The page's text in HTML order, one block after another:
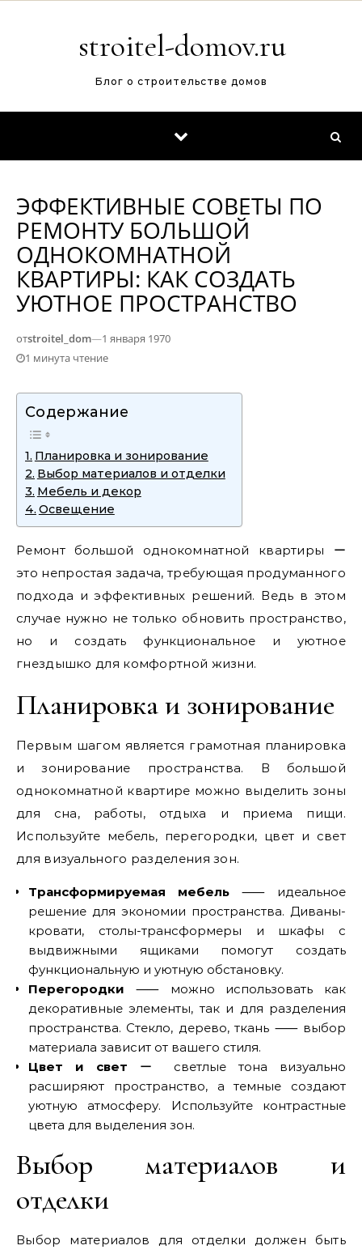
stroitel-domov.ru
Блог о строительстве домов
ЭФФЕКТИВНЫЕ СОВЕТЫ ПО
РЕМОНТУ БОЛЬШОЙ
ОДНОКОМНАТНОЙ
КВАРТИРЫ: КАК СОЗДАТЬ
УЮТНОЕ ПРОСТРАНСТВО
отstroitel_dom—1 января 1970
1 минута чтение
Содержание
Планировка и зонирование
Выбор материалов и отделки
Мебель и декор
Освещение
Ремонт большой однокомнатной квартиры ー
это непростая задача, требующая продуманного
подхода и эффективных решений. Ведь в этом
случае нужно не только обновить пространство,
но и создать функциональное и уютное
гнездышко для комфортной жизни.
Планировка и зонирование
Первым шагом является грамотная планировка
и зонирование пространства. В большой
однокомнатной квартире можно выделить зоны
для сна, работы, отдыха и приема пищи.
Используйте мебель, перегородки, цвет и свет
для визуального разделения зон.
Трансформируемая мебель ⸺ идеальное
решение для экономии пространства. Диваны-
кровати, столы-трансформеры и шкафы с
выдвижными ящиками помогут создать
функциональную и уютную обстановку.
Перегородки ⸺ можно использовать как
декоративные элементы, так и для разделения
пространства. Стекло, дерево, ткань ⸺ выбор
материала зависит от вашего стиля.
Цвет и свет ー светлые тона визуально
расширяют пространство, а темные создают
уютную атмосферу. Используйте контрастные
цвета для выделения зон.
Выбор материалов и
отделки
Выбор материалов для отделки должен быть